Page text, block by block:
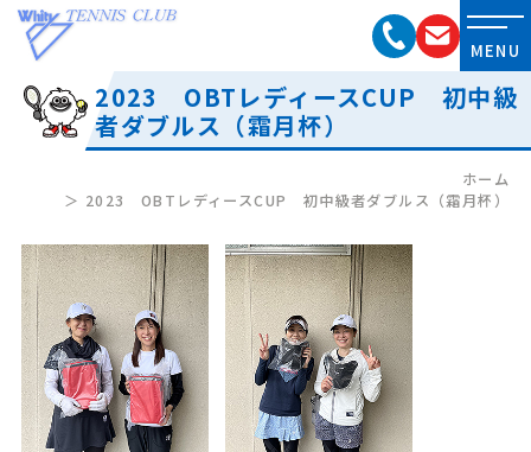
2023 OBTレディースCUP 初中級
者ダブルス（霜月杯）
ホーム
2023 OBTレディースCUP 初中級者ダブルス（霜月杯）